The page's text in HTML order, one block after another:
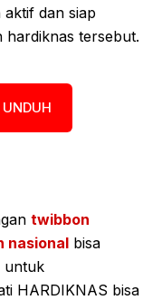
dan siap
tersebut.
twibbon
nasional bisa
untuk
HARDIKNAS bisa